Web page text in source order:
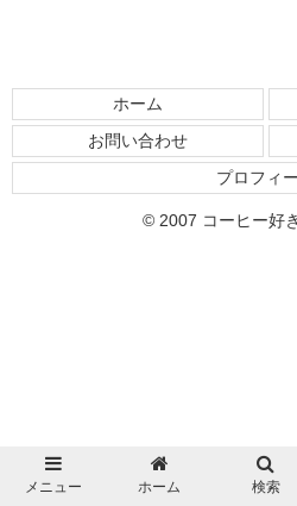
ホーム
お問い合わせ
プロフィ
© 2007 コーヒー好
メニュー ホーム 検索